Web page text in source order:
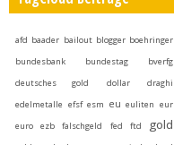
afd baader bailout blogger boehringer
bundesbank
bundestag
bverfg
deutsches gold
dollar
draghi
edelmetalle efsf esm eu euliten eur
euro
ezb falschgeld fed ftd gold